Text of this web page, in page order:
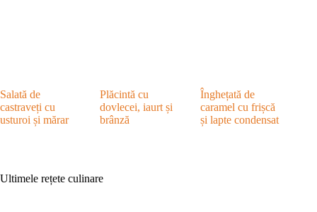
Salată de
castraveți cu
usturoi și mărar
Plăcintă cu
dovlecei, iaurt și
brânză
Înghețată de
caramel cu frișcă
și lapte condensat
Ultimele rețete culinare